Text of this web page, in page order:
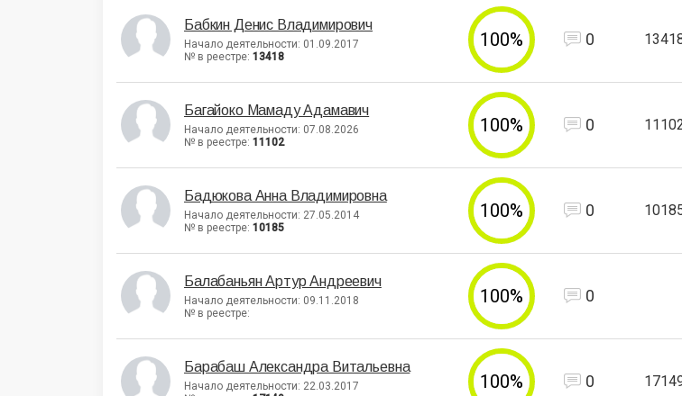
Бабкин Денис Владимирович
Начало деятельности: 01.09.2017
№ в реестре: 13418
100% 0
Багайоко Мамаду Адамавич
Начало деятельности: 07.08.2026
№ в реестре: 11102
100% 0
Бадюкова Анна Владимировна
Начало деятельности: 27.05.2014
№ в реестре: 10185
100% 0
Балабаньян Артур Андреевич
Начало деятельности: 09.11.2018
№ в реестре:
100% 0
Барабаш Александра Витальевна
Начало деятельности: 22.03.2017
100% 0